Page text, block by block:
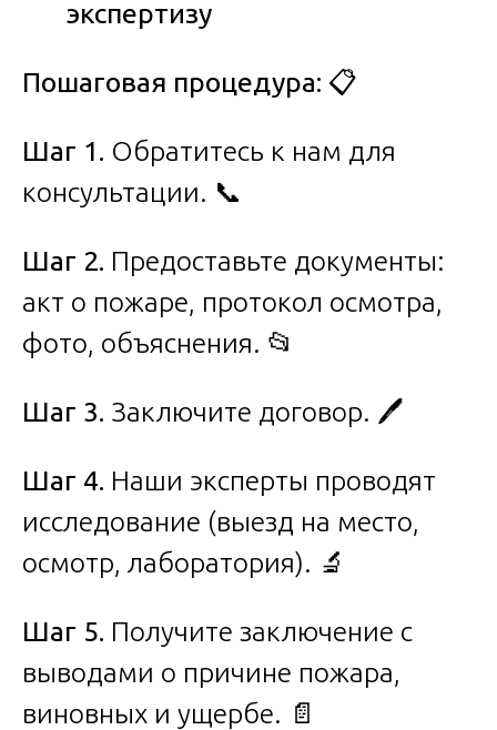
экспертизу
Пошаговая процедура: 📋
Шаг 1. Обратитесь к нам для
консультации. 📞
Шаг 2. Предоставьте документы:
акт о пожаре, протокол осмотра,
фото, объяснения. 📂
Шаг 3. Заключите договор. 🖊️
Шаг 4. Наши эксперты проводят
исследование (выезд на место,
осмотр, лаборатория). 🔬
Шаг 5. Получите заключение с
выводами о причине пожара,
виновных и ущербе. 📄